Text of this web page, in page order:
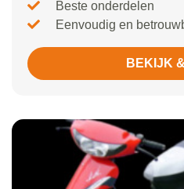
Beste onderdelen
Eenvoudig en
BEKIJK